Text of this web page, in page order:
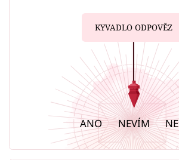
KYVADLO ODPOVĚZ
ANO NEVÍM NE